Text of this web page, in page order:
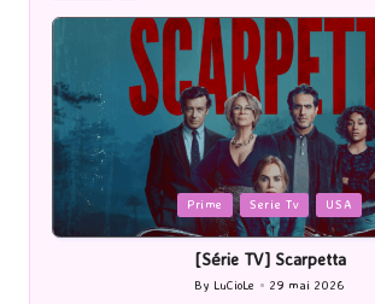
Posted
in
Prime Serie Tv USA
[Série TV] Scarpetta
Posted
By LuCioLe 29 mai 2026